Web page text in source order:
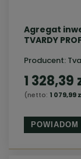
Agregat
TVARDY
Producent:
1 328,39
(netto: 1 079,99
POWIADOM